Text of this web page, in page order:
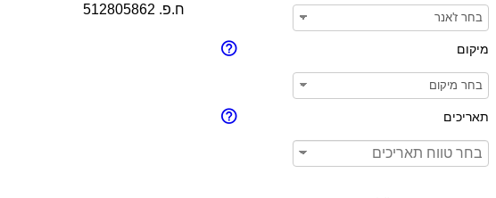
מיקום
תאריכים
ח.פ. 512805862